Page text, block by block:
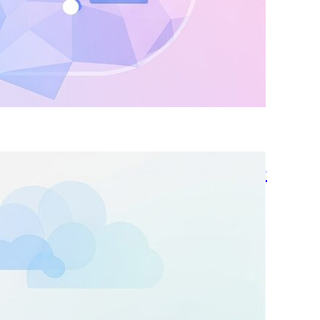
はじめの一歩！】Google
アカウントの準備と
安全なクラウド利用の
口をキッチリ解説
Cloud準備はこれで完璧！Googleアカウ